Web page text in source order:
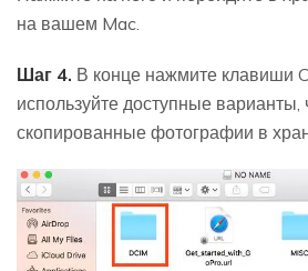
на вашем Mac.
Шаг 4. В конце нажмите клавиши
используйте доступные варианты,
скопированные фотографии в